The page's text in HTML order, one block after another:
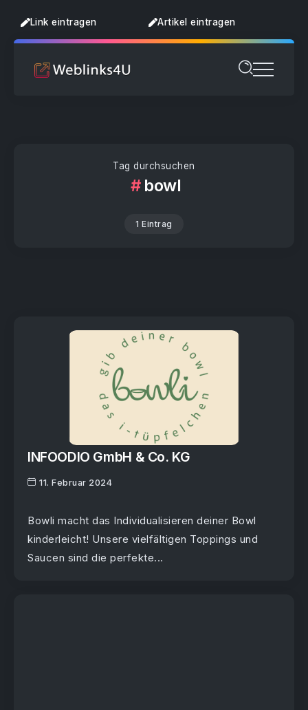
Link eintragen Artikel eintragen
Tag durchsuchen
bowl
1 Eintrag
INFOODIO GmbH & Co. KG
11. Februar 2024
Bowli macht das Individualisieren deiner Bowl
kinderleicht! Unsere vielfältigen Toppings und
Saucen sind die perfekte...